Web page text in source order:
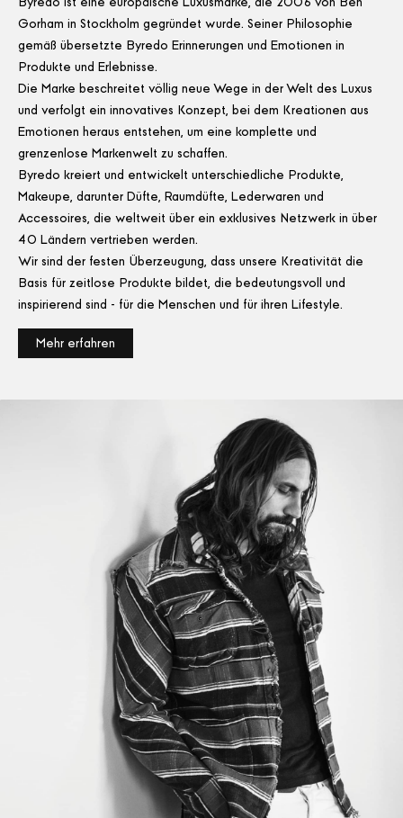
Gorham in Stockholm gegründet wurde. Seiner Philosophie
gemäß übersetzte Byredo Erinnerungen und Emotionen in
Produkte und Erlebnisse.
Die Marke beschreitet völlig neue Wege in der Welt des Luxus
und verfolgt ein innovatives Konzept, bei dem Kreationen aus
Emotionen heraus entstehen, um eine komplette und
grenzenlose Markenwelt zu schaffen.
Byredo kreiert und entwickelt unterschiedliche Produkte,
Makeupe, darunter Düfte, Raumdüfte, Lederwaren und
Accessoires, die weltweit über ein exklusives Netzwerk in über
40 Ländern vertrieben werden.
Wir sind der festen Überzeugung, dass unsere Kreativität die
Basis für zeitlose Produkte bildet, die bedeutungsvoll und
inspirierend sind - für die Menschen und für ihren Lifestyle.
Mehr erfahren